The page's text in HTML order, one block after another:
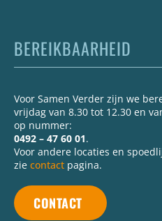
BEREIKBAARHEID
Voor Samen Verder zijn we
vrijdag van 8.30 tot 12.30 en
op nummer:
0492 – 47 60 01.
Voor andere locaties en
zie contact pagina.
CONTACT